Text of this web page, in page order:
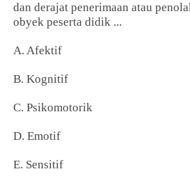
dan derajat penerimaan atau
obyek peserta didik ...
A. Afektif
B. Kognitif
C. Psikomotorik
D. Emotif
E. Sensitif